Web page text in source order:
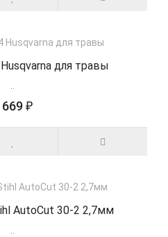
для травы
..
₽
AutoCut 30-2 2,7мм
..